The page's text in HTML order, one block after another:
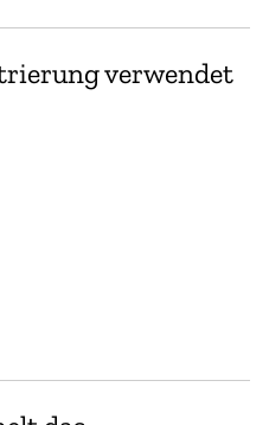
verwendet